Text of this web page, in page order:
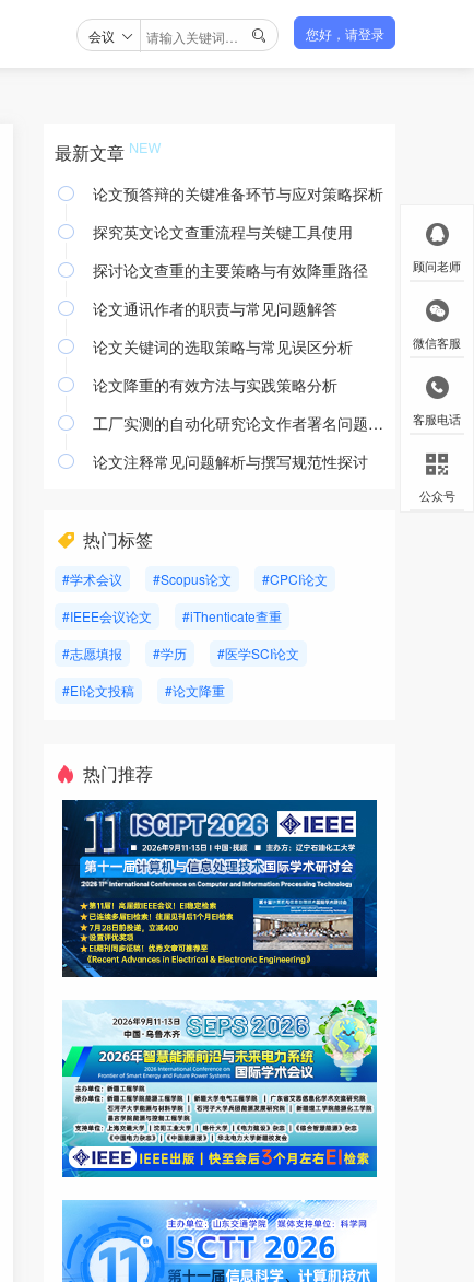
会议  您好，请登录
最新文章
 论文预答辩的关键准备环节与应对策略探析
 探究英文论文查重流程与关键工具使用
 探讨论文查重的主要策略与有效降重路径
 论文通讯作者的职责与常见问题解答
 论文关键词的选取策略与常见误区分析
 论文降重的有效方法与实践策略分析
 工厂实测的自动化研究论文作者署名问题探讨
 论文注释常见问题解析与撰写规范性探讨
热门标签
#学术会议 #Scopus论文
#CPCI论文
#IEEE会议论文
#iThenticate查重
#志愿填报
#学历
#医学SCI论文
#EI论文投稿
#论文降重
热门推荐
顾问老师
微信客服
客服电话
公众号